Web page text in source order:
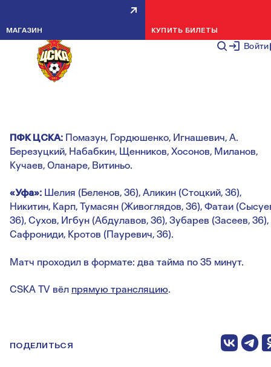
Войти
МАГАЗИН КУПИТЬ БИЛЕТЫ
ТОВАРИЩЕСКИЙ МАТЧ. ПФК
ЦСКА — УФА — 1:0
НОВОСТИ КОМАНДЫ
ПФК ЦСКА: Помазун, Гордюшенко, Игнашевич, А.
Березуцкий, Набабкин, Щенников, Хосонов, Миланов,
Кучаев, Оланаре, Витиньо.
«Уфа»: Шелия (Беленов, 36), Аликин (Стоцкий, 36),
Никитин, Карп, Тумасян (Живоглядов, 36), Фатаи
36), Сухов, Игбун (Абдулавов, 36), Зубарев (Засеев, 36),
Сафрониди, Кротов (Пауревич, 36).
Матч проходил в формате: два тайма по 35 минут.
CSKA TV вёл прямую трансляцию.
ПОДЕЛИТЬСЯ